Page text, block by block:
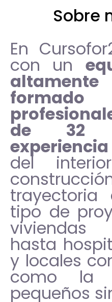
Sobre
En
con un
altamente
de 32
experiencia
del
trayectoria
tipo de
hasta
y locales
como la
pequeños